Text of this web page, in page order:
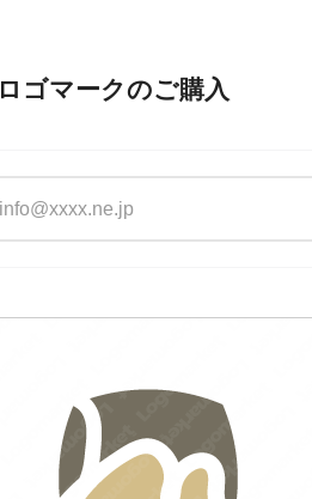
ロゴマークのご購入